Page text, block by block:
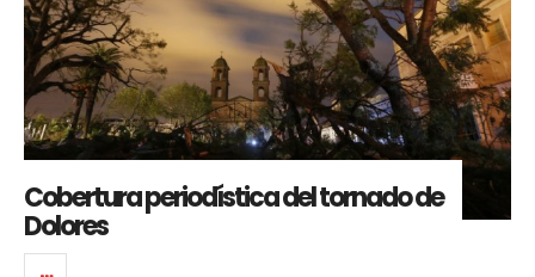
Cobertura periodística del tornado de
Dolores